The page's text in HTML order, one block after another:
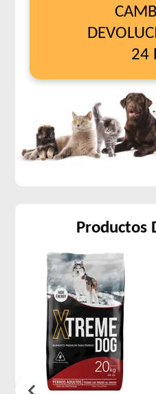
24
Productos